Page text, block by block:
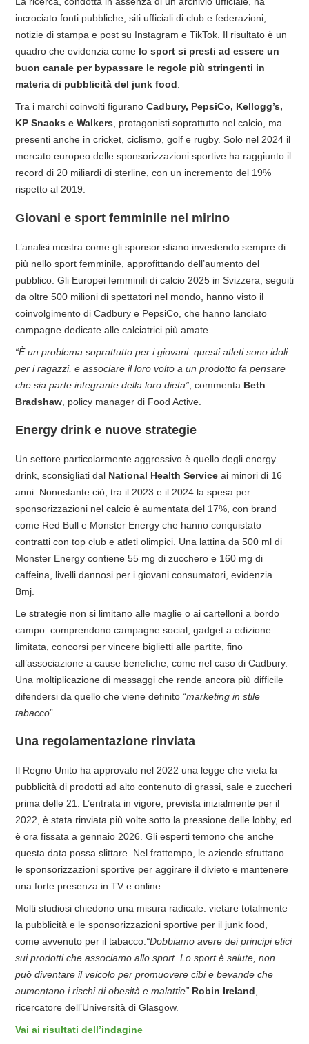
incrociato fonti pubbliche, siti ufficiali di club e federazioni,
notizie di stampa e post su Instagram e TikTok. Il risultato è un
quadro che evidenzia come lo sport si presti ad essere un
buon canale per bypassare le regole più stringenti in
materia di pubblicità del junk food.
Tra i marchi coinvolti figurano Cadbury, PepsiCo, Kellogg’s,
KP Snacks e Walkers, protagonisti soprattutto nel calcio, ma
presenti anche in cricket, ciclismo, golf e rugby. Solo nel 2024 il
mercato europeo delle sponsorizzazioni sportive ha raggiunto il
record di 20 miliardi di sterline, con un incremento del 19%
rispetto al 2019.
Giovani e sport femminile nel mirino
L’analisi mostra come gli sponsor stiano investendo sempre di
più nello sport femminile, approfittando dell’aumento del
pubblico. Gli Europei femminili di calcio 2025 in Svizzera, seguiti
da oltre 500 milioni di spettatori nel mondo, hanno visto il
coinvolgimento di Cadbury e PepsiCo, che hanno lanciato
campagne dedicate alle calciatrici più amate.
“È un problema soprattutto per i giovani: questi atleti sono idoli
per i ragazzi, e associare il loro volto a un prodotto fa pensare
che sia parte integrante della loro dieta” , commenta Beth
Bradshaw , policy manager di Food Active.
Energy drink e nuove strategie
Un settore particolarmente aggressivo è quello degli energy
drink, sconsigliati dal National Health Service ai minori di 16
anni. Nonostante ciò, tra il 2023 e il 2024 la spesa per
sponsorizzazioni nel calcio è aumentata del 17%, con brand
come Red Bull e Monster Energy che hanno conquistato
contratti con top club e atleti olimpici. Una lattina da 500 ml di
Monster Energy contiene 55 mg di zucchero e 160 mg di
caffeina, livelli dannosi per i giovani consumatori, evidenzia
Bmj.
Le strategie non si limitano alle maglie o ai cartelloni a bordo
campo: comprendono campagne social, gadget a edizione
limitata, concorsi per vincere biglietti alle partite, fino
all’associazione a cause benefiche, come nel caso di Cadbury.
Una moltiplicazione di messaggi che rende ancora più difficile
difendersi da quello che viene definito “marketing in stile
tabacco”.
Una regolamentazione rinviata
Il Regno Unito ha approvato nel 2022 una legge che vieta la
pubblicità di prodotti ad alto contenuto di grassi, sale e zuccheri
prima delle 21. L’entrata in vigore, prevista inizialmente per il
2022, è stata rinviata più volte sotto la pressione delle lobby, ed
è ora fissata a gennaio 2026. Gli esperti temono che anche
questa data possa slittare. Nel frattempo, le aziende sfruttano
le sponsorizzazioni sportive per aggirare il divieto e mantenere
una forte presenza in TV e online.
Molti studiosi chiedono una misura radicale: vietare totalmente
la pubblicità e le sponsorizzazioni sportive per il junk food,
come avvenuto per il tabacco. “Dobbiamo avere dei principi etici
sui prodotti che associamo allo sport. Lo sport è salute, non
può diventare il veicolo per promuovere cibi e bevande che
aumentano i rischi di obesità e malattie” Robin Ireland
ricercatore dell’Università di Glasgow.
Vai ai risultati dell’indagine